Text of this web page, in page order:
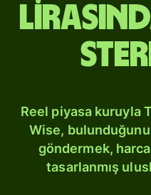
Reel piyasa kuruyla
Wise,
göndermek,
tasarlanmış